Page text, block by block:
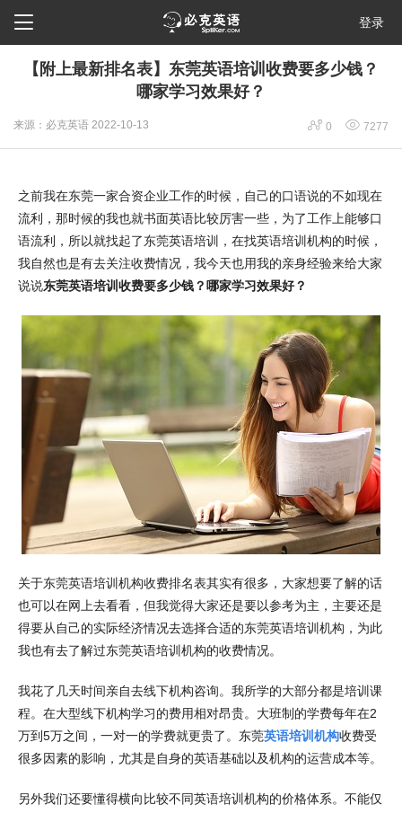
 登录
【附上最新排名表】东莞英语培训收费要多少钱？
哪家学习效果好？
来源：必克英语 2022-10-13  0  7277
之前我在东莞一家合资企业工作的时候，自己的口语说的不如现在
流利，那时候的我也就书面英语比较厉害一些，为了工作上能够口
语流利，所以就找起了东莞英语培训，在找英语培训机构的时候，
我自然也是有去关注收费情况，我今天也用我的亲身经验来给大家
说说东莞英语培训收费要多少钱？哪家学习效果好？
关于东莞英语培训机构收费排名表其实有很多，大家想要了解的话
也可以在网上去看看，但我觉得大家还是要以参考为主，主要还是
得要从自己的实际经济情况去选择合适的东莞英语培训机构，为此
我也有去了解过东莞英语培训机构的收费情况。
我花了几天时间亲自去线下机构咨询。我所学的大部分都是培训课
程。在大型线下机构学习的费用相对昂贵。大班制的学费每年在2
万到5万之间，一对一的学费就更贵了。东莞英语培训机构收费受
很多因素的影响，尤其是自身的英语基础以及机构的运营成本等。
另外我们还要懂得横向比较不同英语培训机构的价格体系。不能仅